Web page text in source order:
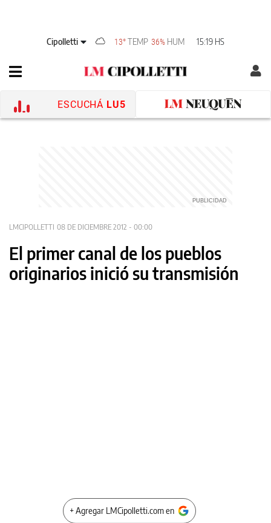
Cipolletti 13°TEMP 36% HUM 15:19 HS
ESCUCHÁ LU5
LMCIPOLLETTI 08 DE DICIEMBRE 2012 - 00:00
El primer canal de los pueblos
originarios inició su transmisión
+ Agregar LMCipolletti.com en